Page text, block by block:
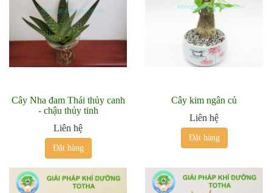
Cây Nha đam Thái thủy canh
- chậu thủy tinh
Liên hệ
Đặt hàng
Cây kim ngân củ
Liên hệ
Đặt hàng